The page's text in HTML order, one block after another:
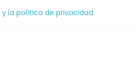
y la política de privacidad